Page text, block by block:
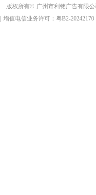
版权所有© 广州市利铭广告有限
| 增值电信业务许可：粤B2-20242170